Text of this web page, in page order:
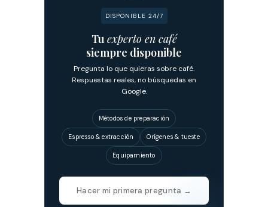
DISPONIBLE 24/7
Tu experto en café
siempre disponible
Pregunta lo que quieras sobre café.
Respuestas reales, no búsquedas en
Google.
Métodos de preparación
Espresso & extracción Orígenes & tueste
Equipamiento
Hacer mi primera pregunta →